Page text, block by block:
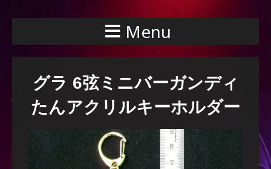
Menu
グラ 6弦ミニバーガンディ
たんアクリルキーホルダー